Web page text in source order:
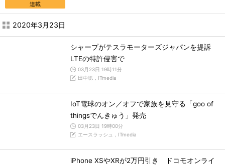
連載
2020年3月23日
シャープがテスラモーターズジャパンを提訴
LTEの特許侵害で
03月23日 19時11分
田中聡，ITmedia
IoT電球のオン／オフで家族を見守る「goo of
thingsでんきゅう」発売
03月23日 19時00分
エースラッシュ，ITmedia
iPhone XSやXRが2万円引き ドコモオンライ